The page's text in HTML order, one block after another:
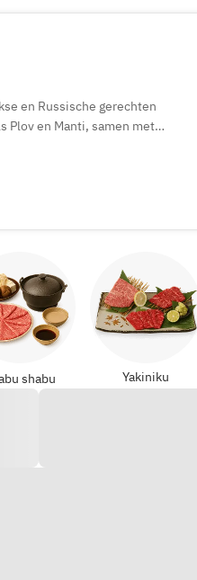
en Russische gerechten
Plov en Manti, samen met
shabu Yakiniku